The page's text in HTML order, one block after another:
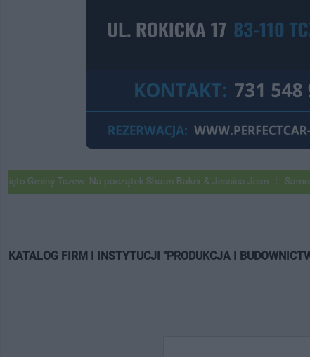
Tczew. Na początek Shaun Baker & Jessica Jean Samochody
KATALOG FIRM I INSTYTUCJI "PRODUKCJA I